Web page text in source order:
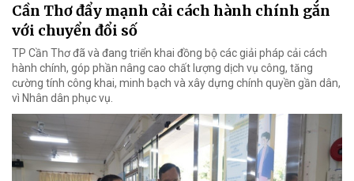
Cần Thơ đẩy mạnh cải cách hành chính gắn
với chuyển đổi số
TP Cần Thơ đã và đang triển khai đồng bộ các giải pháp cải cách
hành chính, góp phần nâng cao chất lượng dịch vụ công, tăng
cường tính công khai, minh bạch và xây dựng chính quyền gần dân,
vì Nhân dân phục vụ.